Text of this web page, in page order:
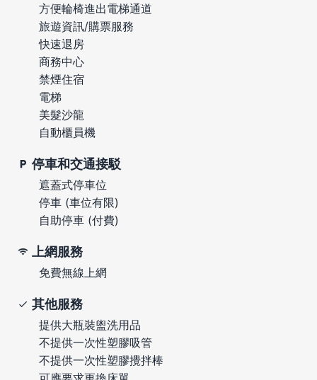
方便輪椅進出電梯通道
旅遊資訊/購票服務
快速退房
商務中心
禁煙住宿
電梯
美髮沙龍
自動櫃員機
停車和交通接駁
遮蓋式停車位
停車 (車位有限)
自助停車 (付費)
上網服務
免費無線上網
其他服務
提供大瓶裝盥洗用品
不提供一次性塑膠吸管
不提供一次性塑膠攪拌棒